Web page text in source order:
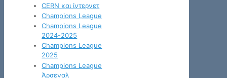
CERN και ίντερνετ
Champions League
Champions League
2024-2025
Champions League
2025
Champions League
Άρσεναλ